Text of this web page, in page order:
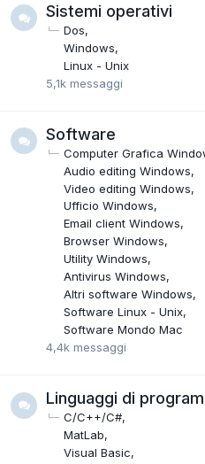
Sistemi operativi
Dos
Windows
Linux - Unix
5,1k messaggi
Software
Computer Grafica
Audio editing Windows
Video editing Windows
Ufficio Windows
Email client Windows
Browser Windows
Utility Windows
Antivirus Windows
Altri software Windows
Software Linux - Unix
Software Mondo Mac
4,4k messaggi
Linguaggi di
C/C++/C#
MatLab
Visual Basic